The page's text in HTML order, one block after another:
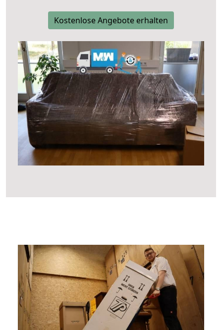
Kostenlose Angebote erhalten